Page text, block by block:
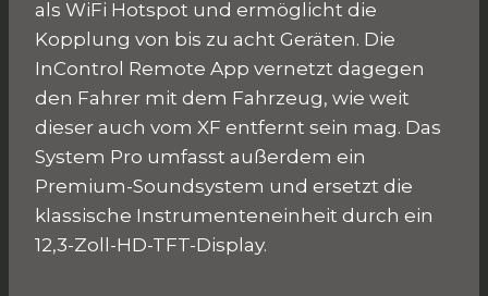
als WiFi Hotspot und ermöglicht die
Kopplung von bis zu acht Geräten. Die
InControl Remote App vernetzt dagegen
den Fahrer mit dem Fahrzeug, wie weit
dieser auch vom XF entfernt sein mag. Das
System Pro umfasst außerdem ein
Premium-Soundsystem und ersetzt die
klassische Instrumenteneinheit durch ein
12,3-Zoll-HD-TFT-Display.